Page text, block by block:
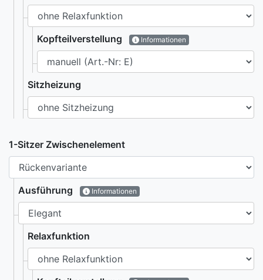
Kopfteilverstellung Informationen
Sitzheizung
1-Sitzer Zwischenelement
Ausführung Informationen
Relaxfunktion